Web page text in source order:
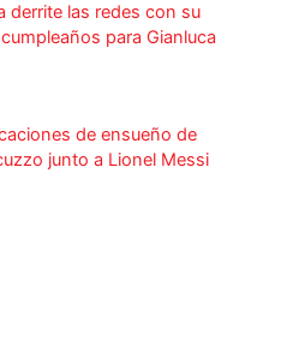
derrite las redes con su
para Gianluca
de ensueño de
junto a Lionel Messi